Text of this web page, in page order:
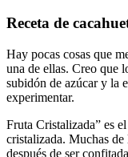
Receta de
Hay pocas cosas que
una de ellas. Creo que
subidón de azúcar y la
experimentar.
Fruta Cristalizada” es
cristalizada. Muchas
después de ser